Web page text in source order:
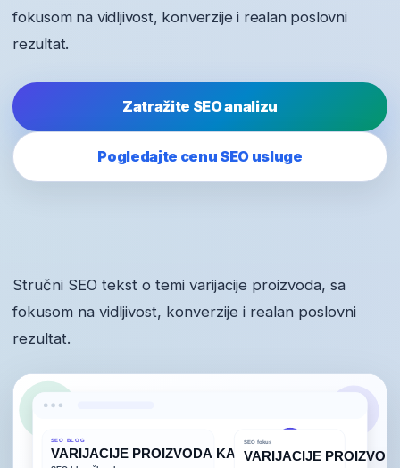
fokusom na vidljivost, konverzije i realan poslovni
rezultat.
Zatražite SEO analizu
Pogledajte cenu SEO usluge
Stručni SEO tekst o temi varijacije proizvoda, sa
fokusom na vidljivost, konverzije i realan poslovni
rezultat.